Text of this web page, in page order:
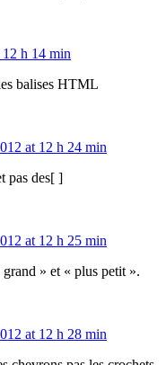
h 14 min
balises HTML
at 12 h 24 min
pas des[ ]
at 12 h 25 min
» et « plus petit ».
at 12 h 28 min